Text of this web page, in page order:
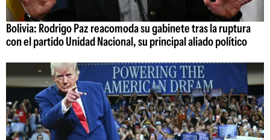
Bolivia: Rodrigo Paz reacomoda su gabinete tras la ruptura
con el partido Unidad Nacional, su principal aliado político